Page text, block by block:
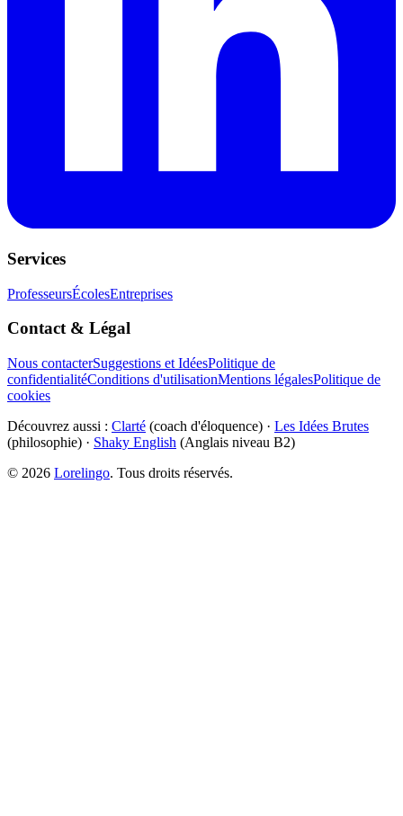
Services
ProfesseursÉcolesEntreprises
Contact & Légal
Nous contacterSuggestions et IdéesPolitique de
confidentialitéConditions d'utilisationMentions légalesPolitique de
cookies
Découvrez aussi : Clarté (coach d'éloquence) · Les Idées Brutes
(philosophie) · Shaky English (Anglais niveau B2)
© 2026 Lorelingo. Tous droits réservés.